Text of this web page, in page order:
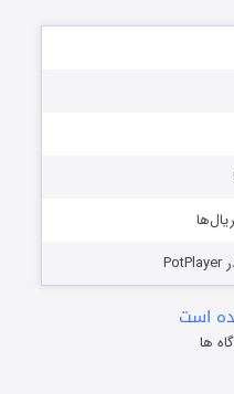
است
ها